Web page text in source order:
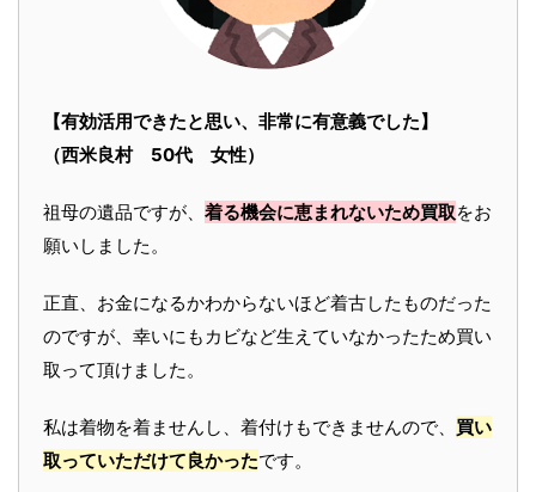
【有効活用できたと思い、非常に有意義でした】
（西米良村 50代 女性）
祖母の遺品ですが、 着る機会に恵まれないため買取をお
願いしました。
正直、お金になるかわからないほど着古したものだった
のですが、幸いにもカビなど生えていなかったため買い
取って頂けました。
私は着物を着ませんし、着付けもできませんので、 買い
取っていただけて良かったです。